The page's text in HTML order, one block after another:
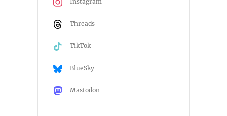
Threads
TikTok
BlueSky
Mastodon